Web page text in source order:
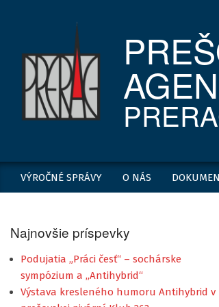
Secondary
VÝROČNÉ SPRÁVY O NÁS
Najnovšie príspevky
Podujatia „Práci česť“ – sochárske
sympózium a „Antihybrid“
Výstava kresleného humoru Antihybrid v